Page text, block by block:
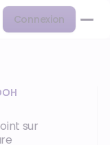
Connexion
sur